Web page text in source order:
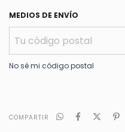
MEDIOS DE ENVÍO
No sé mi código postal
COMPARTIR